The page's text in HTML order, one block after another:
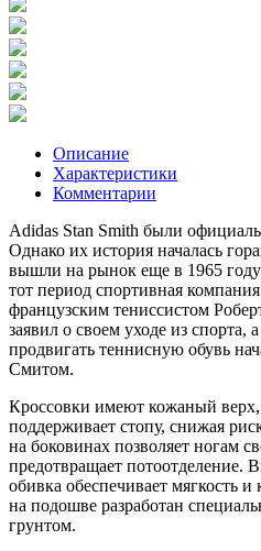
Описание
Характеристики
Комментарии
Adidas Stan Smith были
Однако их история началась
вышли на рынок еще в 1965
тот период спортивная
французским тениссистом
заявил о своем уходе из
продвигать теннисную обувь
Смитом.
Кроссовки имеют кожаный
поддерживает стопу, снижая
на боковинах позволяет ногам
предотвращает потоотделение.
обивка обеспечивает мягкость
на подошве разработан
грунтом.